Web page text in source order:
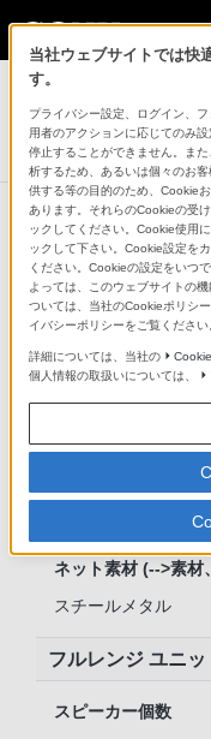
アクティブスピーカ
ワイヤレスポータブルスピーカー
SRS-XB01
●：対応 -：該当なし
仕様表
ネット素材 (-->素材
スチールメタル
フルレンジ ユニッ
スピーカー個数
当社ウェブサイトでは快
す。
プライバシー設定、ログイン、
用者のアクションに応じてのみ
停止することができません。ま
析するため、あるいは個々のお
供する等の目的のため、Cookie
あります。それらのCookieの受
ックしてください。Cookie使用
ックして下さい。Cookie設定を
ください。Cookieの設定をいつ
よっては、このウェブサイトの
ついては、当社のCookieポリシ
イバシーポリシーをご覧ください
詳細については、当社の
個人情報の取扱いについては、